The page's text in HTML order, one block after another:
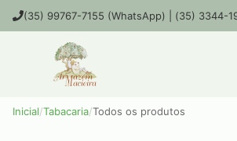
(35) 99767-7155 (WhatsApp) | (35) 3344-
Inicial/Tabacaria/Todos os produtos